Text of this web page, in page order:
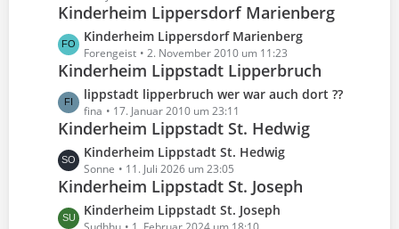
e
i
t
r
ä
g
e
e
e
i
t
r
ä
g
e
t
z
t
e
e
i
t
r
ä
g
e
Kinderheim Lippersdorf Marienberg
L
e
t
z
t
e
e
i
t
r
Kinderheim Lippersdorf Marienberg
Forengeist 2. November 2010 um 11:23
Kinderheim Lippstadt Lipperbruch
L
e
t
z
t
e
e
lippstadt lipperbruch wer war auch dort ??
fina 17. Januar 2010 um 23:11
Kinderheim Lippstadt St. Hedwig
L
e
t
z
t
Kinderheim Lippstadt St. Hedwig
Sonne 11. Juli 2026 um 23:05
Kinderheim Lippstadt St. Joseph
L
Kinderheim Lippstadt St. Joseph